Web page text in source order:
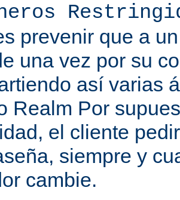
prevenir que a
una vez por su
así varias
Realm Por
el cliente
siempre y
cambie.